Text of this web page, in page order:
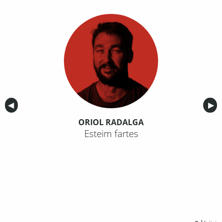
Anterior
◀︎ ▶︎
ORIOL RADALGA
Esteim fartes